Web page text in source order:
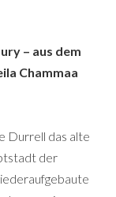
– aus dem
Chammaa
Durrell das alte
der